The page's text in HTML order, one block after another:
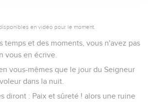
Télécharger le poster
© Le Projet Biblique